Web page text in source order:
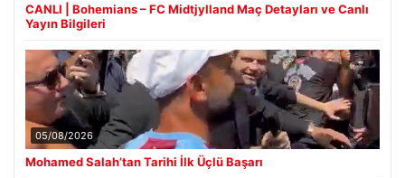
CANLI | Bohemians – FC Midtjylland Maç Detayları ve Canlı
Yayın Bilgileri
05/08/2026
Mohamed Salah’tan Tarihi İlk Üçlü Başarı